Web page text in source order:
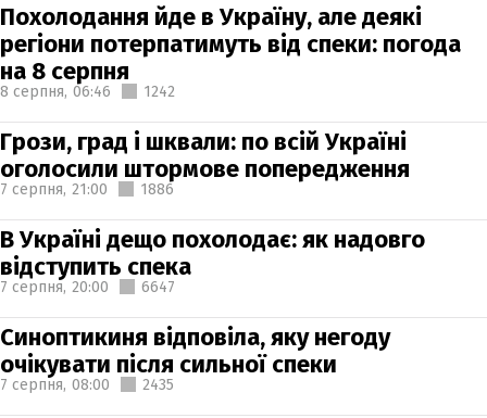
Похолодання йде в Україну, але деякі
регіони потерпатимуть від спеки: погода
на 8 серпня
8 серпня, 06:46 1242
Грози, град і шквали: по всій Україні
оголосили штормове попередження
7 серпня, 21:00 1886
В Україні дещо похолодає: як надовго
відступить спека
7 серпня, 20:00 6647
Синоптикиня відповіла, яку негоду
очікувати після сильної спеки
7 серпня, 08:00 2435